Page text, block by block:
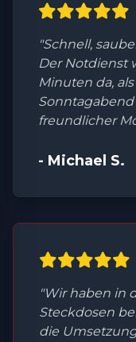
"Schnell,
Der Notdienst
Minuten da,
freundlicher
- Michael S.
"Wir haben in
Steckdosen
die